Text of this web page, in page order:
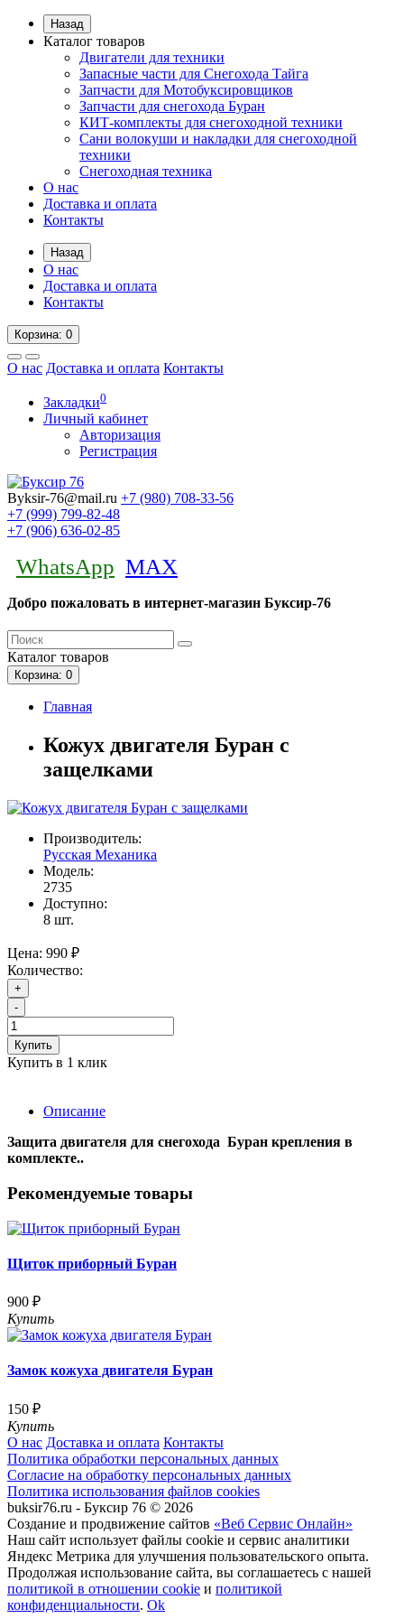
Назад
Каталог товаров
Двигатели для техники
Запасные части для Снегохода Тайга
Запчасти для Мотобуксировщиков
Запчасти для снегохода Буран
КИТ-комплекты для снегоходной техники
Сани волокуши и накладки для снегоходной
техники
Снегоходная техника
О нас
Доставка и оплата
Контакты
Назад
О нас
Доставка и оплата
Контакты
Корзина: 0
О нас Доставка и оплата Контакты
Закладки0
Личный кабинет
Авторизация
Регистрация
Byksir-76@mail.ru +7 (980) 708-33-56
+7 (999) 799-82-48
+7 (906) 636-02-85
WhatsApp MAX
Добро пожаловать в интернет-магазин Буксир-76
Каталог товаров
Корзина: 0
Главная
Кожух двигателя Буран с
защелками
Производитель:
Русская Механика
Модель:
2735
Доступно:
8 шт.
Цена: 990 ₽
Количество:
+
-
Купить
Купить в 1 клик
Описание
Защита двигателя для снегохода Буран крепления в
комплекте..
Рекомендуемые товары
Щиток приборный Буран
900 ₽
Купить
Замок кожуха двигателя Буран
150 ₽
Купить
О нас Доставка и оплата Контакты
Политика обработки персональных данных
Согласие на обработку персональных данных
Политика использования файлов cookies
buksir76.ru - Буксир 76 © 2026
Создание и продвижение сайтов «Веб Сервис Онлайн»
Наш сайт использует файлы cookie и сервис аналитики
Яндекс Метрика для улучшения пользовательского опыта.
Продолжая использование сайта, вы соглашаетесь с нашей
политикой в отношении cookie и политикой
конфиденциальности. Ok